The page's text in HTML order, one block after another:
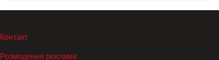
МЕНЮ В ПОДВАЛЕ
Контакт
Розміщення реклами